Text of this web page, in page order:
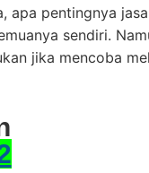
apa pentingnya
sendiri.
jika mencoba